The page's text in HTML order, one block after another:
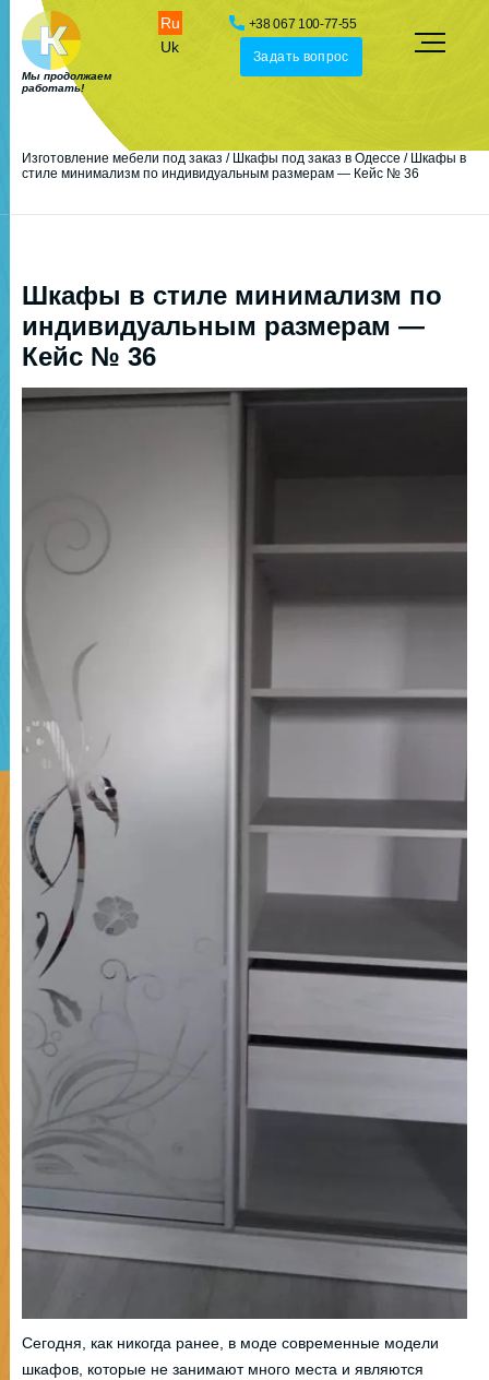
Мы продолжаем
работать!
Uk
Ru +38 067 100-77-55
Задать вопрос
Изготовление мебели под заказ / Шкафы под заказ в Одессе / Шкафы в
стиле минимализм по индивидуальным размерам — Кейс № 36
Шкафы в стиле минимализм по
индивидуальным размерам —
Кейс № 36
Сегодня, как никогда ранее, в моде современные модели
шкафов, которые не занимают много места и являются